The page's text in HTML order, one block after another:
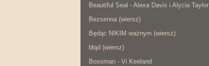
Beautiful Seal - Alexa Davis i Alycia Taylor
Bezsenna (wiersz)
Będąc NIKIM ważnym (wiersz)
błąd (wiersz)
Bossman - Vi Keeland